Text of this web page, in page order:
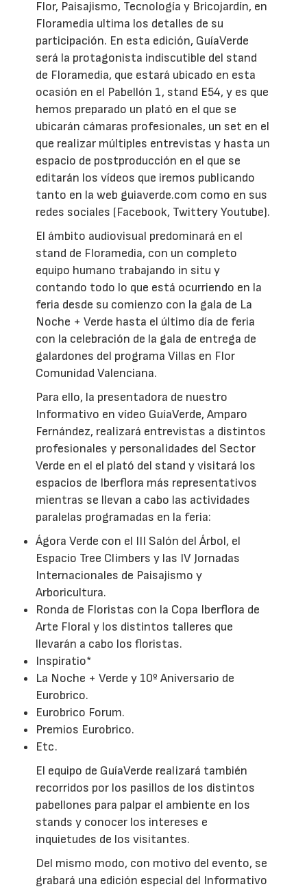
Flor, Paisajismo, Tecnología y Bricojardín, en
Floramedia ultima los detalles de su
participación. En esta edición, GuíaVerde
será la protagonista indiscutible del stand
de Floramedia, que estará ubicado en esta
ocasión en el Pabellón 1, stand E54, y es que
hemos preparado un plató en el que se
ubicarán cámaras profesionales, un set en el
que realizar múltiples entrevistas y hasta un
espacio de postproducción en el que se
editarán los vídeos que iremos publicando
tanto en la web guiaverde.com como en sus
redes sociales (Facebook, Twittery Youtube).
El ámbito audiovisual predominará en el
stand de Floramedia, con un completo
equipo humano trabajando in situ y
contando todo lo que está ocurriendo en la
feria desde su comienzo con la gala de La
Noche + Verde hasta el último día de feria
con la celebración de la gala de entrega de
galardones del programa Villas en Flor
Comunidad Valenciana.
Para ello, la presentadora de nuestro
Informativo en vídeo GuíaVerde, Amparo
Fernández, realizará entrevistas a distintos
profesionales y personalidades del Sector
Verde en el el plató del stand y visitará los
espacios de Iberflora más representativos
mientras se llevan a cabo las actividades
paralelas programadas en la feria:
Ágora Verde con el III Salón del Árbol, el
Espacio Tree Climbers y las IV Jornadas
Internacionales de Paisajismo y
Arboricultura.
Ronda de Floristas con la Copa Iberflora de
Arte Floral y los distintos talleres que
llevarán a cabo los floristas.
Inspiratio*
La Noche + Verde y 10º Aniversario de
Eurobrico.
Eurobrico Forum.
Premios Eurobrico.
Etc.
El equipo de GuíaVerde realizará también
recorridos por los pasillos de los distintos
pabellones para palpar el ambiente en los
stands y conocer los intereses e
inquietudes de los visitantes.
Del mismo modo, con motivo del evento, se
grabará una edición especial del Informativo